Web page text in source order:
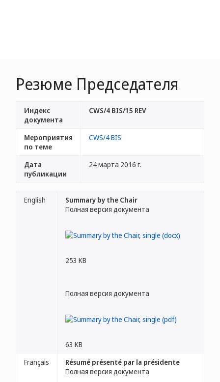
Резюме Председателя
Индекс
документа
CWS/4 BIS/15 REV
Мероприятия
по теме
CWS/4 BIS
Дата
публикации
24 марта 2016 г.
English
Summary by the Chair
Полная версия документа
253 KB
Полная версия документа
63 KB
Français
Résumé présenté par la présidente
Полная версия документа